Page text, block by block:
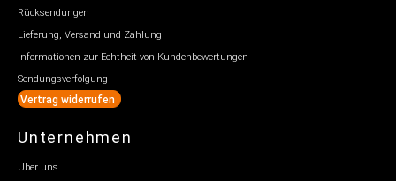
Rücksendungen
Lieferung, Versand und Zahlung
Informationen zur Echtheit von Kundenbewertungen
Sendungsverfolgung
Vertrag widerrufen
Unternehmen
Über uns